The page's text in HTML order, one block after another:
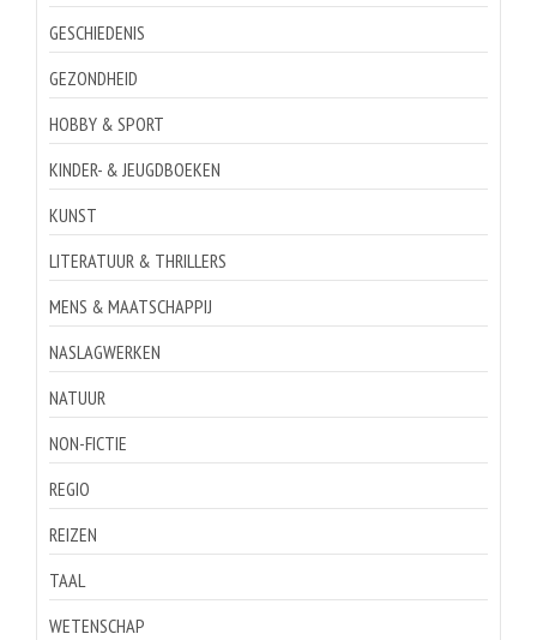
GESCHIEDENIS
GEZONDHEID
HOBBY & SPORT
KINDER- & JEUGDBOEKEN
KUNST
LITERATUUR & THRILLERS
MENS & MAATSCHAPPIJ
NASLAGWERKEN
NATUUR
NON-FICTIE
REGIO
REIZEN
TAAL
WETENSCHAP